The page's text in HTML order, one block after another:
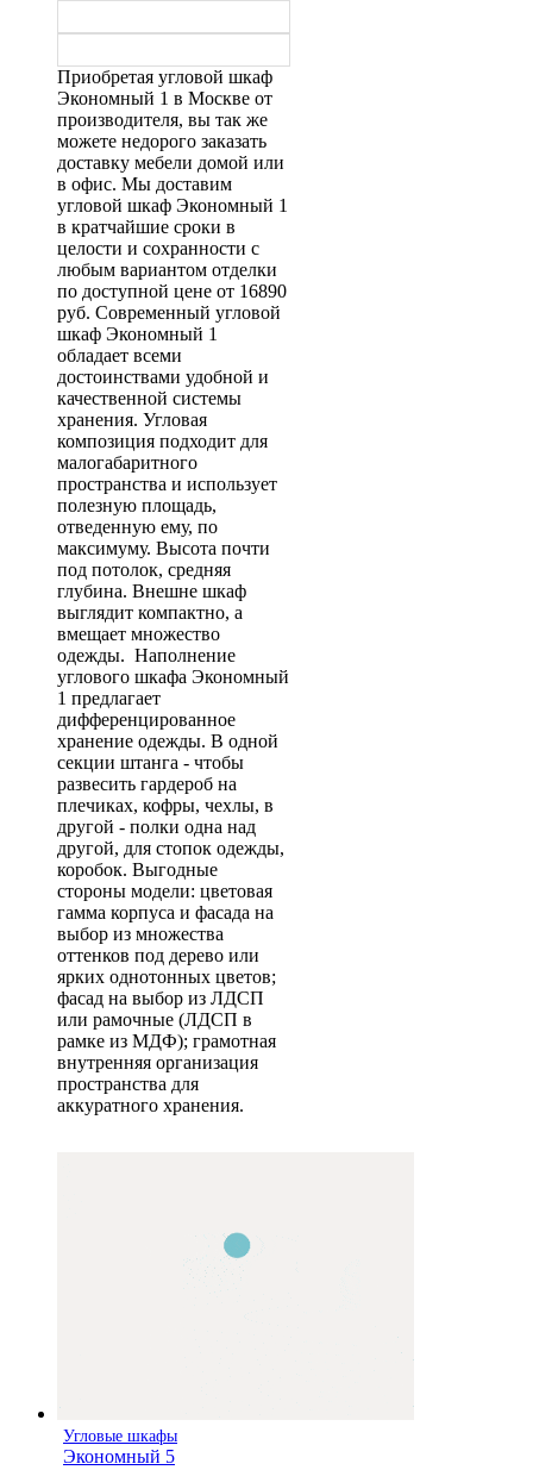
Приобретая угловой шкаф
Экономный 1 в Москве от
производителя, вы так же
можете недорого заказать
доставку мебели домой или
в офис. Мы доставим
угловой шкаф Экономный 1
в кратчайшие сроки в
целости и сохранности с
любым вариантом отделки
по доступной цене от 16890
руб. Современный угловой
шкаф Экономный 1
обладает всеми
достоинствами удобной и
качественной системы
хранения. Угловая
композиция подходит для
малогабаритного
пространства и использует
полезную площадь,
отведенную ему, по
максимуму. Высота почти
под потолок, средняя
глубина. Внешне шкаф
выглядит компактно, а
вмещает множество
одежды. Наполнение
углового шкафа Экономный
1 предлагает
дифференцированное
хранение одежды. В одной
секции штанга - чтобы
развесить гардероб на
плечиках, кофры, чехлы, в
другой - полки одна над
другой, для стопок одежды,
коробок. Выгодные
стороны модели: цветовая
гамма корпуса и фасада на
выбор из множества
оттенков под дерево или
ярких однотонных цветов;
фасад на выбор из ЛДСП
или рамочные (ЛДСП в
рамке из МДФ); грамотная
внутренняя организация
пространства для
аккуратного хранения.
Угловые шкафы
Экономный 5